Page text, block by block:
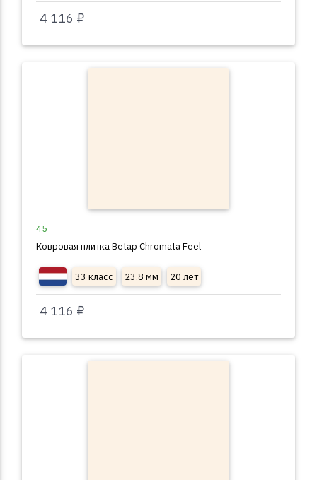
4 116 ₽
45
Ковровая плитка Betap Chromata Feel
33 класс 23.8 мм 20 лет
4 116 ₽